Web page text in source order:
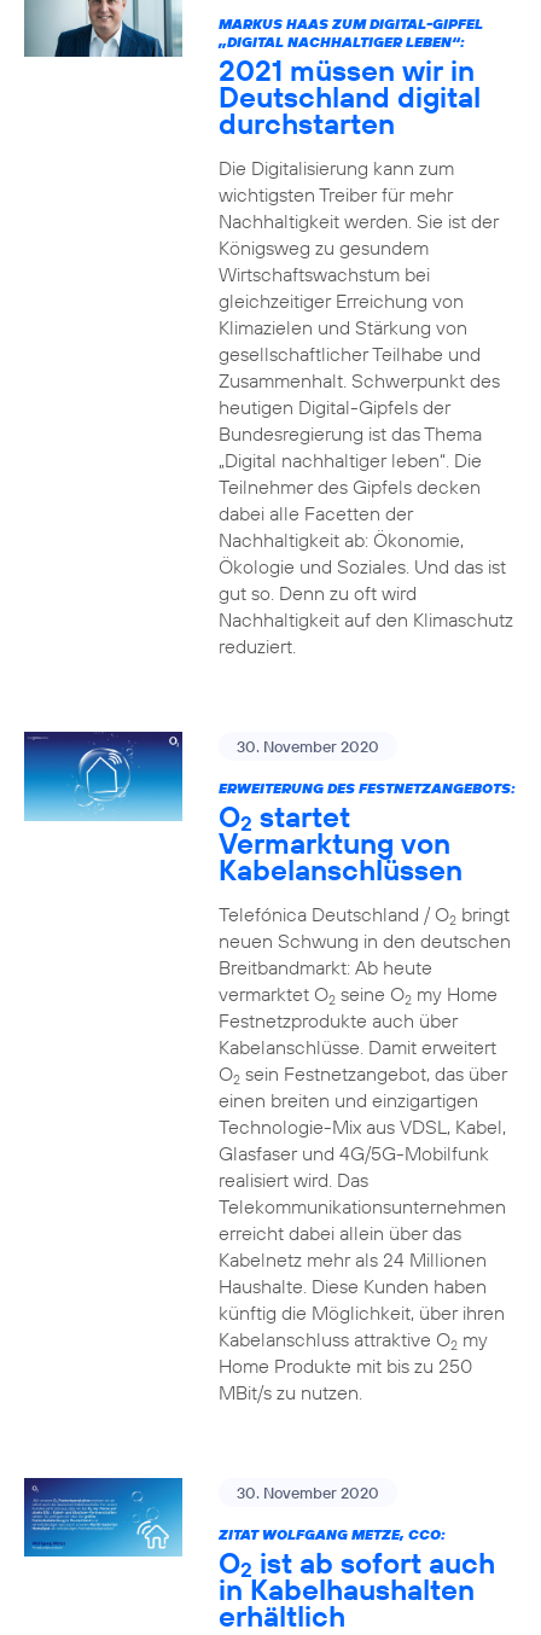
MARKUS HAAS ZUM DIGITAL-GIPFEL
„DIGITAL NACHHALTIGER LEBEN“:
2021 müssen wir in
Deutschland digital
durchstarten
Die Digitalisierung kann zum
wichtigsten Treiber für mehr
Nachhaltigkeit werden. Sie ist der
Königsweg zu gesundem
Wirtschaftswachstum bei
gleichzeitiger Erreichung von
Klimazielen und Stärkung von
gesellschaftlicher Teilhabe und
Zusammenhalt. Schwerpunkt des
heutigen Digital-Gipfels der
Bundesregierung ist das Thema
„Digital nachhaltiger leben“. Die
Teilnehmer des Gipfels decken
dabei alle Facetten der
Nachhaltigkeit ab: Ökonomie,
Ökologie und Soziales. Und das ist
gut so. Denn zu oft wird
Nachhaltigkeit auf den Klimaschutz
reduziert.
30. November 2020
ERWEITERUNG DES FESTNETZANGEBOTS:
O2 startet
Vermarktung von
Kabelanschlüssen
Telefónica Deutschland / O2bringt
neuen Schwung in den deutschen
Breitbandmarkt: Ab heute
vermarktet O2seine O2my Home
Festnetzprodukte auch über
Kabelanschlüsse. Damit erweitert
O2sein Festnetzangebot, das über
einen breiten und einzigartigen
Technologie-Mix aus VDSL, Kabel,
Glasfaser und 4G/5G-Mobilfunk
realisiert wird. Das
Telekommunikationsunternehmen
erreicht dabei allein über das
Kabelnetz mehr als 24 Millionen
Haushalte. Diese Kunden haben
künftig die Möglichkeit, über ihren
Kabelanschluss attraktive O2my
Home Produkte mit bis zu 250
MBit/s zu nutzen.
30. November 2020
ZITAT WOLFGANG METZE, CCO:
O2 ist ab sofort auch
in Kabelhaushalten
erhältlich